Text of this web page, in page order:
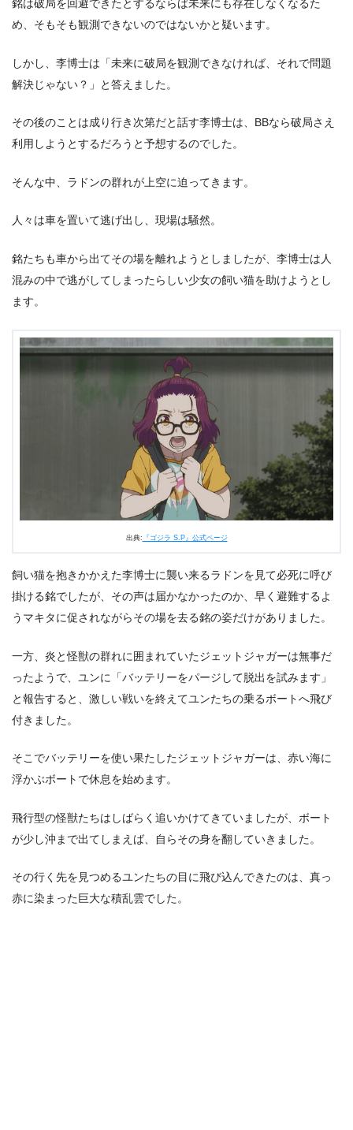
銘は破局を回避できたとするならば未来にも存在しなくなるた
め、そもそも観測できないのではないかと疑います。
しかし、李博士は「未来に破局を観測できなければ、それで問題
解決じゃない？」と答えました。
その後のことは成り行き次第だと話す李博士は、BBなら破局さえ
利用しようとするだろうと予想するのでした。
そんな中、ラドンの群れが上空に迫ってきます。
人々は車を置いて逃げ出し、現場は騒然。
銘たちも車から出てその場を離れようとしましたが、李博士は人
混みの中で逃がしてしまったらしい少女の飼い猫を助けようとし
ます。
出典: 『ゴジラ S.P』公式ページ
飼い猫を抱きかかえた李博士に襲い来るラドンを見て必死に呼び
掛ける銘でしたが、その声は届かなかったのか、早く避難するよ
うマキタに促されながらその場を去る銘の姿だけがありました。
一方、炎と怪獣の群れに囲まれていたジェットジャガーは無事だ
ったようで、ユンに「バッテリーをパージして脱出を試みます」
と報告すると、激しい戦いを終えてユンたちの乗るボートへ飛び
付きました。
そこでバッテリーを使い果たしたジェットジャガーは、赤い海に
浮かぶボートで休息を始めます。
飛行型の怪獣たちはしばらく追いかけてきていましたが、ボート
が少し沖まで出てしまえば、自らその身を翻していきました。
その行く先を見つめるユンたちの目に飛び込んできたのは、真っ
赤に染まった巨大な積乱雲でした。